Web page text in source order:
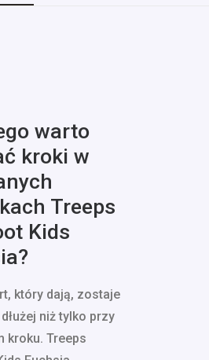
warto
kroki w
Treeps
Kids
który dają, zostaje
niż tylko przy
kroku. Treeps